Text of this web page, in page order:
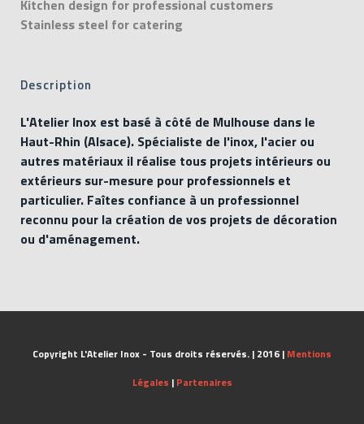
Kitchen design for professional customers
Stainless steel for catering
Description
L'Atelier Inox est basé à côté de Mulhouse dans le
Haut-Rhin (Alsace). Spécialiste de l'inox, l'acier ou
autres matériaux il réalise tous projets intérieurs ou
extérieurs sur-mesure pour professionnels et
particulier. Faîtes confiance à un professionnel
reconnu pour la création de vos projets de décoration
ou d'aménagement.
Copyright L'Atelier Inox - Tous droits réservés. | 2016 | Mentions
Légales | Partenaires